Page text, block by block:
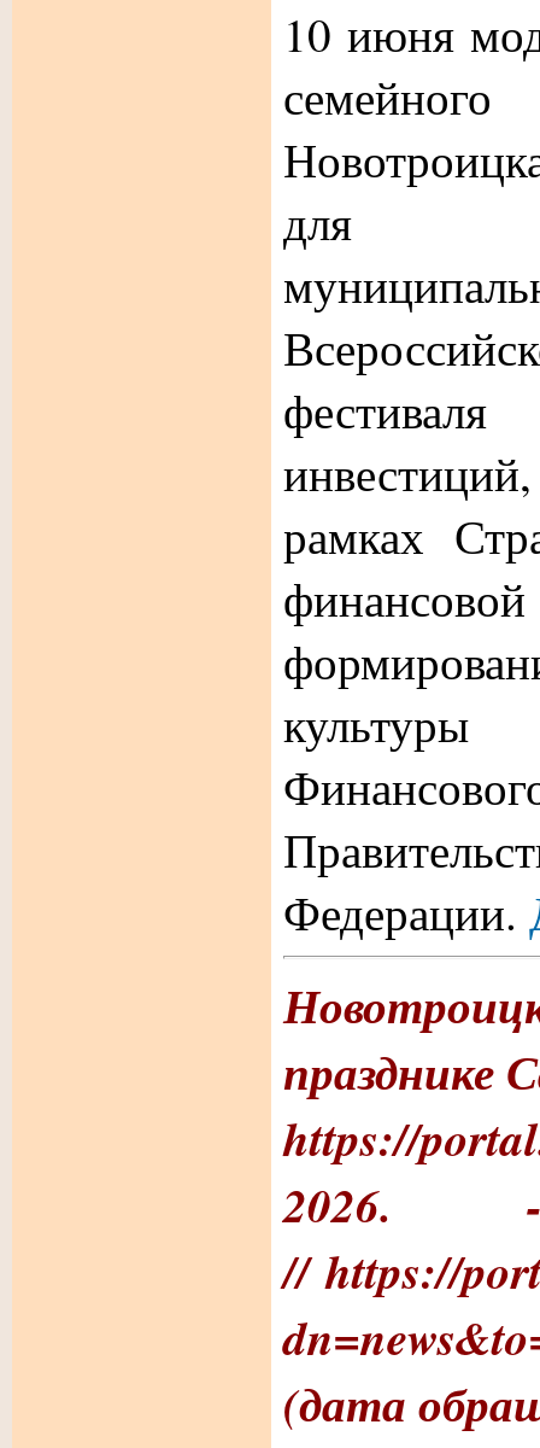
10 июня
для
рамках
Федерации.
празднике
https://
//https://
(дата